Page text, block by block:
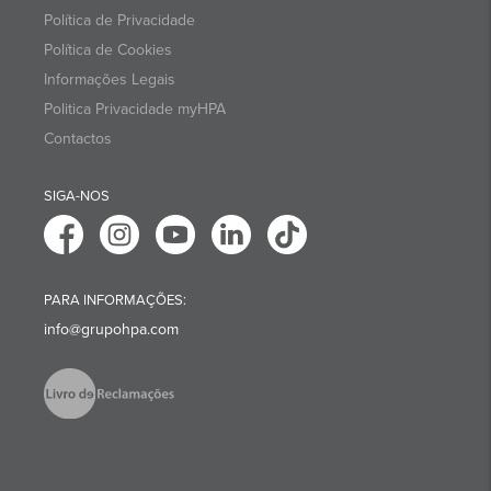
Política de Privacidade
Política de Cookies
Informações Legais
Politica Privacidade myHPA
Contactos
SIGA-NOS
PARA INFORMAÇÕES:
info@grupohpa.com